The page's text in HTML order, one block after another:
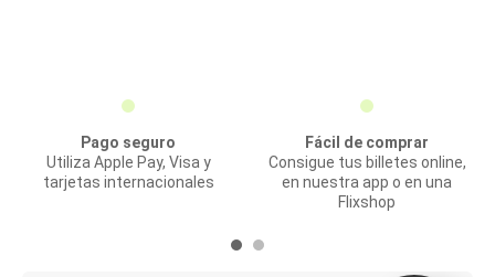
Pago seguro
Utiliza Apple Pay, Visa y
tarjetas internacionales
Fácil de comprar
Consigue tus billetes online,
en nuestra app o en una
Flixshop